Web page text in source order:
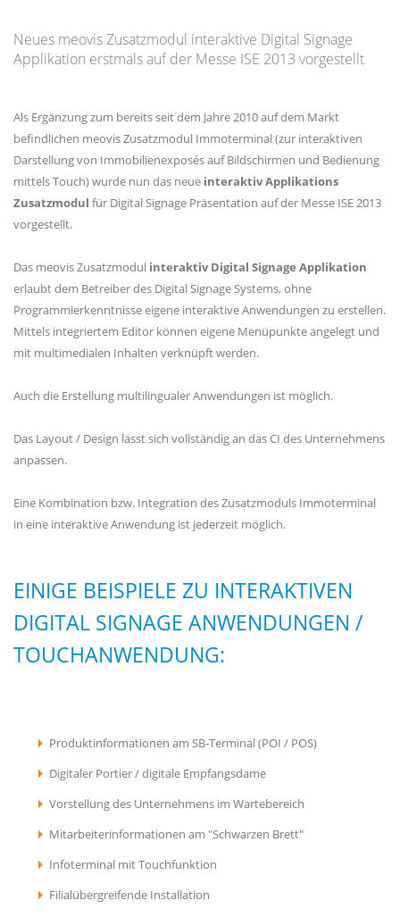
Neues meovis Zusatzmodul interaktive Digital Signage
Applikation erstmals auf der Messe ISE 2013 vorgestellt
Als Ergänzung zum bereits seit dem Jahre 2010 auf dem Markt
befindlichen meovis Zusatzmodul Immoterminal (zur interaktiven
Darstellung von Immobilienexposés auf Bildschirmen und Bedienung
mittels Touch) wurde nun das neue interaktiv Applikations
Zusatzmodul für Digital Signage Präsentation auf der Messe ISE 2013
vorgestellt.
Das meovis Zusatzmodul interaktiv Digital Signage Applikation
erlaubt dem Betreiber des Digital Signage Systems, ohne
Programmierkenntnisse eigene interaktive Anwendungen zu erstellen.
Mittels integriertem Editor können eigene Menüpunkte angelegt und
mit multimedialen Inhalten verknüpft werden.
Auch die Erstellung multilingualer Anwendungen ist möglich.
Das Layout / Design lässt sich vollständig an das CI des Unternehmens
anpassen.
Eine Kombination bzw. Integration des Zusatzmoduls Immoterminal
in eine interaktive Anwendung ist jederzeit möglich.
EINIGE BEISPIELE ZU INTERAKTIVEN
DIGITAL SIGNAGE ANWENDUNGEN /
TOUCHANWENDUNG:
Produktinformationen am SB-Terminal (POI / POS)
Digitaler Portier / digitale Empfangsdame
Vorstellung des Unternehmens im Wartebereich
Mitarbeiterinformationen am "Schwarzen Brett"
Infoterminal mit Touchfunktion
Filialübergreifende Installation